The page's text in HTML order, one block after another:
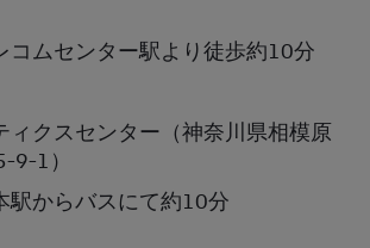
コムセンター駅より徒歩約10分
ィクスセンター（神奈川県相模原
9-1）
駅からバスにて約10分